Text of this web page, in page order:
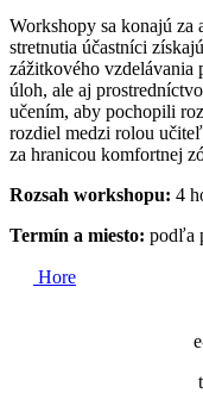
Workshopy sa konajú
stretnutia účastníci
zážitkového vzdelávania
úloh, ale aj
učením, aby pochopili
rozdiel medzi rolou
za hranicou komfortnej
Rozsah workshopu: 4
Termín a miesto: podľa
Hore